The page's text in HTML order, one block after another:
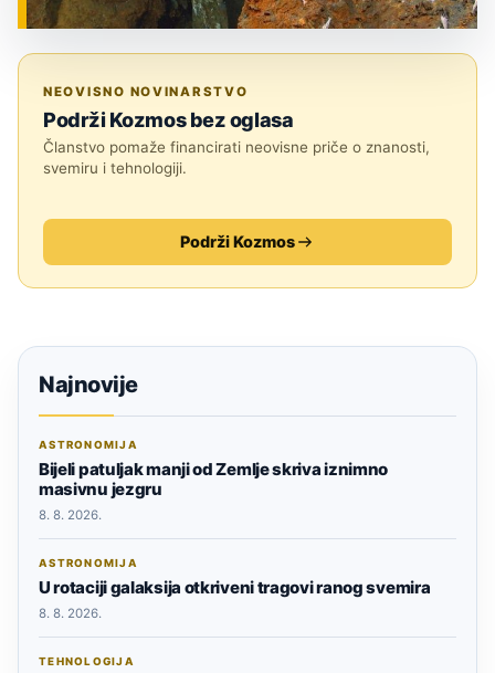
NEOVISNO NOVINARSTVO
Podrži Kozmos bez oglasa
Članstvo pomaže financirati neovisne priče o znanosti,
svemiru i tehnologiji.
Podrži Kozmos
Najnovije
ASTRONOMIJA
Bijeli patuljak manji od Zemlje skriva iznimno
masivnu jezgru
8. 8. 2026.
ASTRONOMIJA
U rotaciji galaksija otkriveni tragovi ranog svemira
8. 8. 2026.
TEHNOLOGIJA